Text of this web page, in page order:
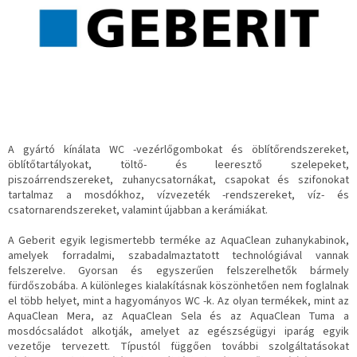
A gyártó kínálata WC -vezérlőgombokat és öblítőrendszereket,
öblítőtartályokat, töltő- és leeresztő szelepeket,
piszoárrendszereket, zuhanycsatornákat, csapokat és szifonokat
tartalmaz a mosdókhoz, vízvezeték -rendszereket, víz- és
csatornarendszereket, valamint újabban a kerámiákat.
A Geberit egyik legismertebb terméke az AquaClean zuhanykabinok,
amelyek forradalmi, szabadalmaztatott technológiával vannak
felszerelve.Gyorsan és egyszerűen felszerelhetők bármely
fürdőszobába. A különleges kialakításnak köszönhetően nem foglalnak
el több helyet, mint a hagyományos WC -k. Az olyan termékek, mint az
AquaClean Mera, az AquaClean Sela és az AquaClean Tuma a
mosdócsaládot alkotják, amelyet az egészségügyi iparág egyik
vezetője tervezett. Típustól függően további szolgáltatásokat